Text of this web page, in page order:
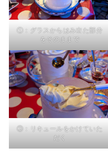
①：グラスからはみ出た部分
をそのままで
③：リキュールをかけていた
だく